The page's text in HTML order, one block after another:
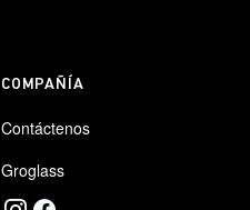
COMPAÑÍA
Contáctenos
Groglass